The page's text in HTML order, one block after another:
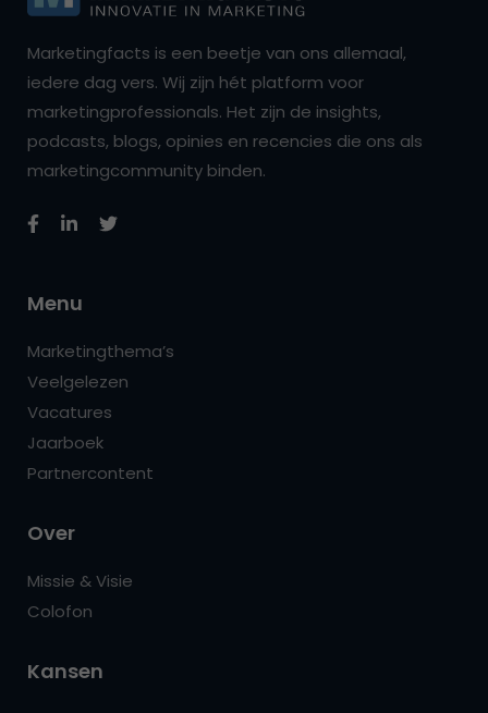
Marketingfacts is een beetje van ons allemaal,
iedere dag vers. Wij zijn hét platform voor
marketingprofessionals. Het zijn de insights,
podcasts, blogs, opinies en recencies die ons als
marketingcommunity binden.
Menu
Marketingthema’s
Veelgelezen
Vacatures
Jaarboek
Partnercontent
Over
Missie & Visie
Colofon
Kansen